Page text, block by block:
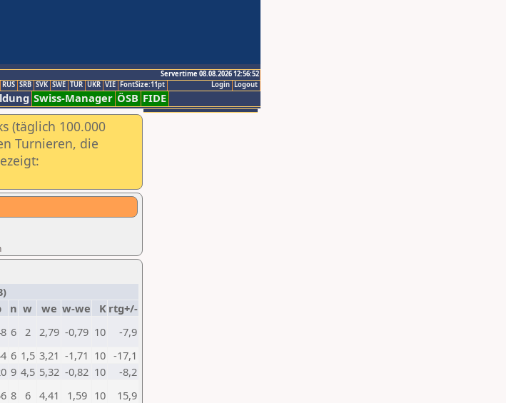
Servertime 08.08.2026 12:56:52
Logout
Login
RUS SRB SVK SWE TUR UKR VIE FontSize:11pt
Swiss-Manager ÖSB FIDE
(täglich 100.000
Turnieren, die
n w we w-we K rtg+/-
6 2 2,79 -0,79 10
-7,9
6 1,5 3,21 -1,71 10 -17,1
9 4,5 5,32 -0,82 10
-8,2
8 6 4,41 1,59 10
15,9